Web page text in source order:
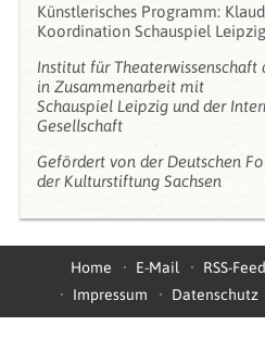
Künstlerisches Programm:
Koordination Schauspiel
Institut für
in Zusammenarbeit mit
Schauspiel Leipzig und der
Gesellschaft
Gefördert von der Deutschen
der Kulturstiftung Sachsen
Home E-Mail RSS-Feed
Impressum
Datenschutz